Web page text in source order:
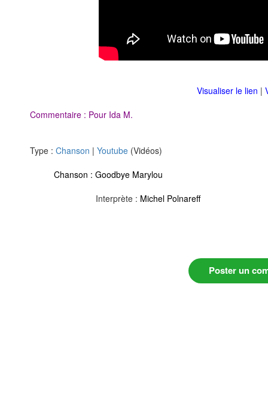
Visualiser le lien |
Commentaire : Pour Ida M.
Type : Chanson | Youtube (Vidéos)
Chanson : Goodbye Marylou
Interprète : Michel Polnareff
Poster un